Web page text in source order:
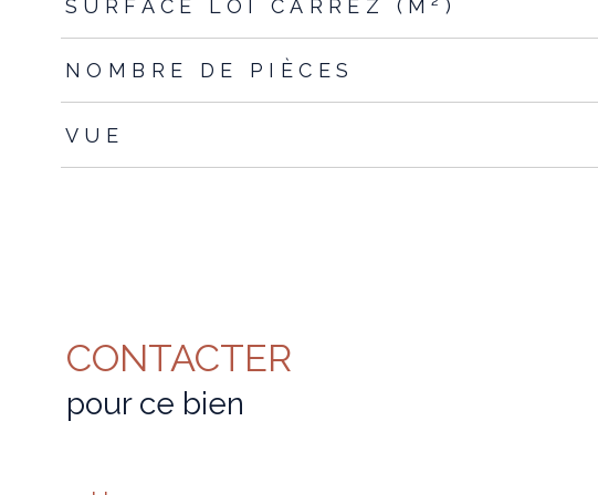
SURFACE LOI CARREZ (M²)
NOMBRE DE PIÈCES
VUE
CONTACTER
pour ce bien